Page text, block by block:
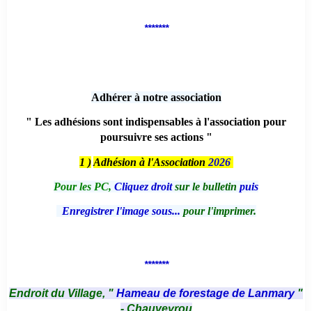
*******
Adhérer à notre association
" Les adhésions sont indispensables à l'association pour
poursuivre ses actions "
1 ) Adhésion à l'Association 2026
Pour les PC, Cliquez droitsur le bulletin puis
Enregistrer l'image sous... pour l'imprimer.
*******
Endroit du Village, " Hameau de forestage de Lanmary "
- Chauveyrou